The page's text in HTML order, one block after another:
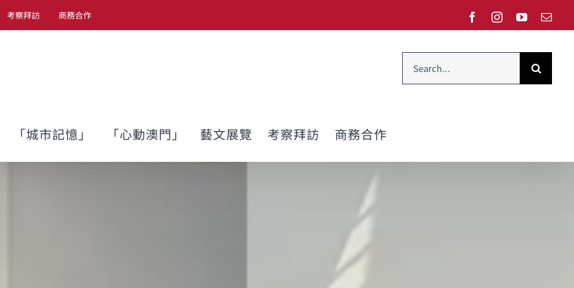
考察拜訪 商務合作 FacebookInstagramYouTube
Search
for:
「城市記憶」 「心動澳門」 藝文展覽 考察拜訪 商務合作